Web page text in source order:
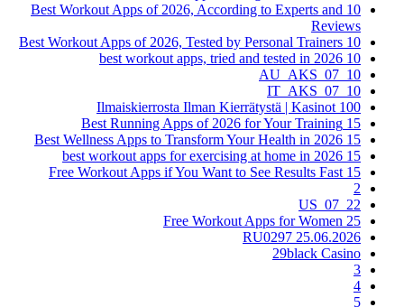
10 Best Workout Apps of 2026, According to Experts and
Reviews
10 Best Workout Apps of 2026, Tested by Personal Trainers
10 best workout apps, tried and tested in 2026
10_07_AU_AKS
10_07_IT_AKS
100 Ilmaiskierrosta Ilman Kierrätystä | Kasinot
15 Best Running Apps of 2026 for Your Training
15 Best Wellness Apps to Transform Your Health in 2026
15 best workout apps for exercising at home in 2026
15 Free Workout Apps if You Want to See Results Fast
2
22_07_US
25 Free Workout Apps for Women
25.06.2026 RU0297
29black Casino
3
4
5